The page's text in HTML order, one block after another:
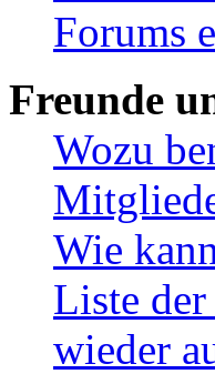
Forums
Freunde
Wozu
Wie
Liste
wieder